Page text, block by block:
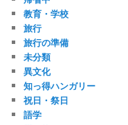
教育・学校
旅行
旅行の準備
未分類
異文化
知っ得ハンガリー
祝日・祭日
語学